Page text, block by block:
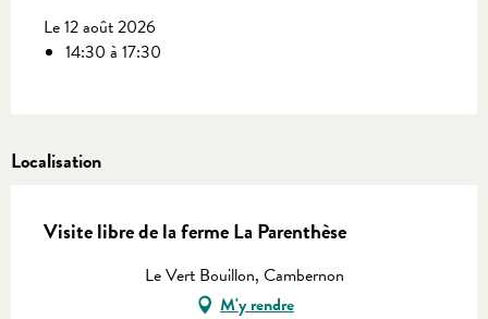
Le 12 août 2026
14:30 à 17:30
Localisation
Visite libre de la ferme La Parenthèse
Le Vert Bouillon, Cambernon
M'y rendre